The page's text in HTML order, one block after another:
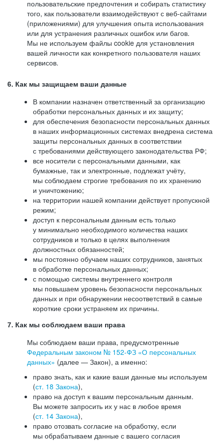
пользовательские предпочтения и собирать статистику
того, как пользователи взаимодействуют с веб-сайтами
(приложениями) для улучшения опыта использования
или для устранения различных ошибок или багов.
Мы не используем файлы cookie для установления
вашей личности как конкретного пользователя наших
сервисов.
6. Как мы защищаем ваши данные
В компании назначен ответственный за организацию
обработки персональных данных и их защиту;
для обеспечения безопасности персональных данных
в наших информационных системах внедрена система
защиты персональных данных в соответствии
с требованиями действующего законодательства РФ;
все носители с персональными данными, как
бумажные, так и электронные, подлежат учёту,
мы соблюдаем строгие требования по их хранению
и уничтожению;
на территории нашей компании действует пропускной
режим;
доступ к персональным данным есть только
у минимально необходимого количества наших
сотрудников и только в целях выполнения
должностных обязанностей;
мы постоянно обучаем наших сотрудников, занятых
в обработке персональных данных;
с помощью системы внутреннего контроля
мы повышаем уровень безопасности персональных
данных и при обнаружении несоответствий в самые
короткие сроки устраняем их причины.
7. Как мы соблюдаем ваши права
Мы соблюдаем ваши права, предусмотренные
Федеральным законом № 152-ФЗ «О персональных
данных» (далее — Закон), а именно:
право знать, как и какие ваши данные мы используем
(ст. 18 Закона),
право на доступ к вашим персональным данным.
Вы можете запросить их у нас в любое время
(ст. 14 Закона),
право отозвать согласие на обработку, если
мы обрабатываем данные с вашего согласия